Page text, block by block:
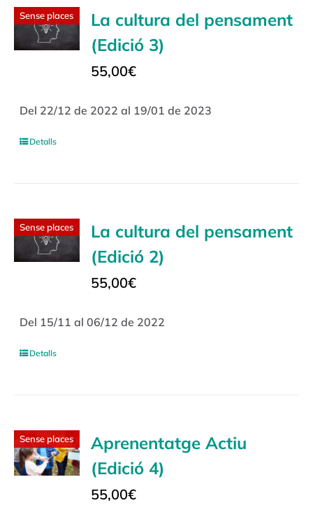
Sense places
La cultura del pensament
(Edició 3)
55,00€
Del 22/12 de 2022 al 19/01 de 2023
Detalls
Sense places
La cultura del pensament
(Edició 2)
55,00€
Del 15/11 al 06/12 de 2022
Detalls
Sense places
Aprenentatge Actiu
(Edició 4)
55,00€